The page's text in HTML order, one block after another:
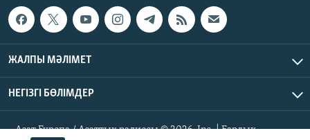
ЖАЛПЫ МӘЛІМЕТ
НЕГІЗГІ БӨЛІМДЕР
Азат Еуропа / Азаттық радиосы © 2026, Inc. | Барлық